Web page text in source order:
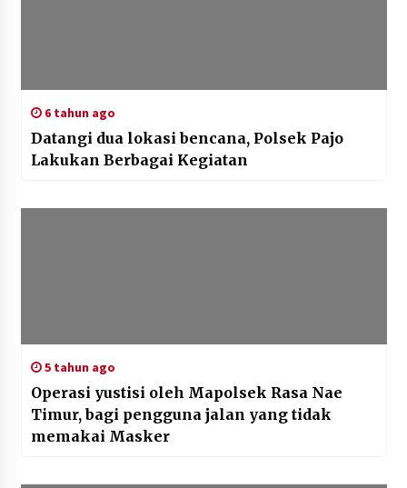
6 tahun ago
Datangi dua lokasi bencana, Polsek Pajo
Lakukan Berbagai Kegiatan
5 tahun ago
Operasi yustisi oleh Mapolsek Rasa Nae
Timur, bagi pengguna jalan yang tidak
memakai Masker